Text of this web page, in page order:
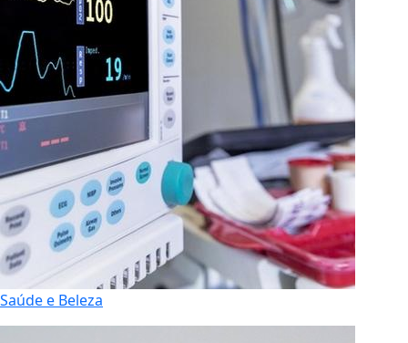
Saúde e Beleza